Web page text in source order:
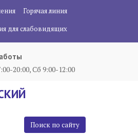
Горячая линия
для слабовидящих
20:00, Сб 9:00-12:00
Поиск по сайту